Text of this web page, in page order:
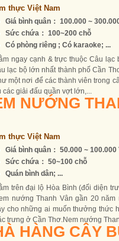
thực Việt Nam
Giá bình quân： 100.000 ~
Sức chứa： 100~200 chỗ
Có phòng riêng ; Có karaoke; ...
ngay cạnh & trực thuộc Câu
lạc bộ lớn nhất thành phố Cần
một nơi để các thành viên trong
các giải đấu quần vợt lớn,...
NƯỚNG
thực Việt Nam
Giá bình quân： 50.000 ~ 100.000
Sức chứa： 50~100 chỗ
Quán bình dân; ...
trên đại lộ Hòa Bình (đối diện
nướng Thanh Vân gần 20
cho những ai muốn thưởng thức
trưng ở Cần Thơ.Nem nướng
HÀNG CÂY